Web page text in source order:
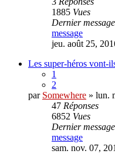
1885 Vues
Dernier message
message
jeu. août 25,
Les super-héros vont-
1
2
par Somewhere » lun.
47 Réponses
6852 Vues
Dernier message
message
sam. nov. 07,